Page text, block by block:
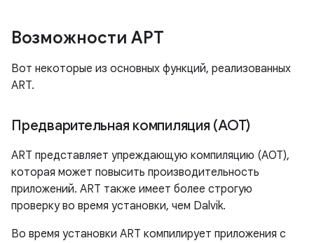
Возможности АРТ
Вот некоторые из основных функций, реализованных
ART.
Предварительная компиляция (AOT)
ART представляет упреждающую компиляцию (AOT),
которая может повысить производительность
приложений. ART также имеет более строгую
проверку во время установки, чем Dalvik.
Во время установки ART компилирует приложения с